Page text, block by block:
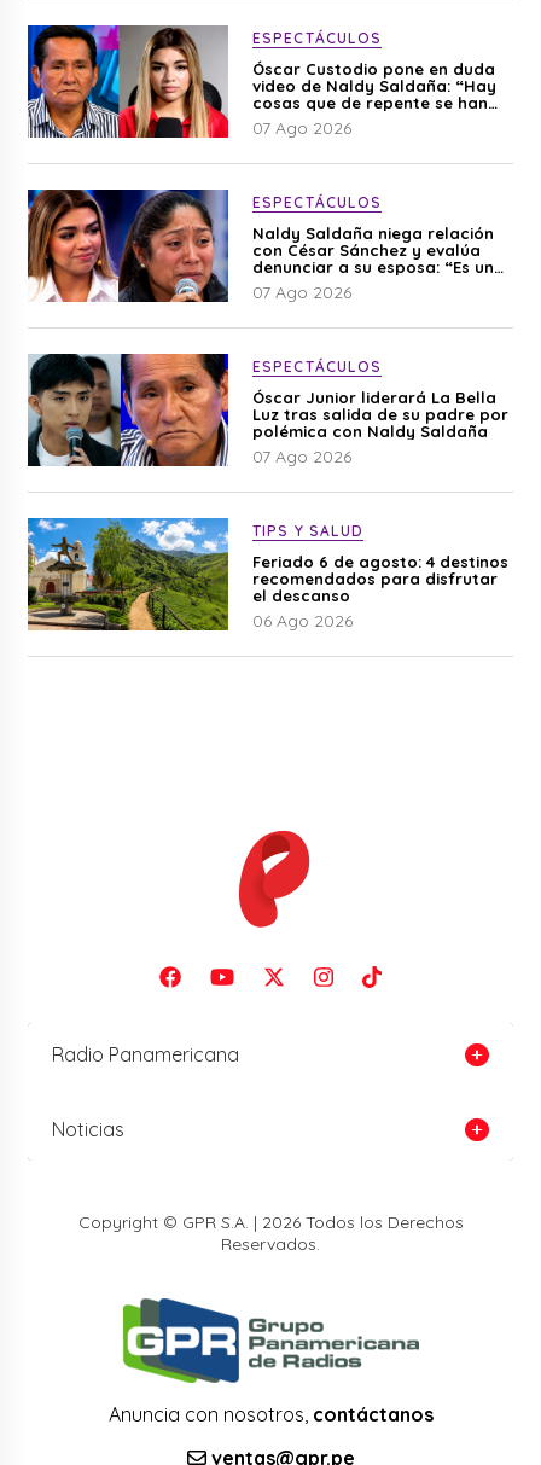
ESPECTÁCULOS
Óscar Custodio pone en duda
video de Naldy Saldaña: “Hay
cosas que de repente se han
editado”
07 Ago 2026
ESPECTÁCULOS
Naldy Saldaña niega relación
con César Sánchez y evalúa
denunciar a su esposa: “Es una
difamación”
07 Ago 2026
ESPECTÁCULOS
Óscar Junior liderará La Bella
Luz tras salida de su padre por
polémica con Naldy Saldaña
07 Ago 2026
TIPS Y SALUD
Feriado 6 de agosto: 4 destinos
recomendados para disfrutar
el descanso
06 Ago 2026
Radio Panamericana
Noticias
Copyright © GPR S.A. | 2026 Todos los Derechos
Reservados.
Anuncia con nosotros, contáctanos
ventas@gpr.pe